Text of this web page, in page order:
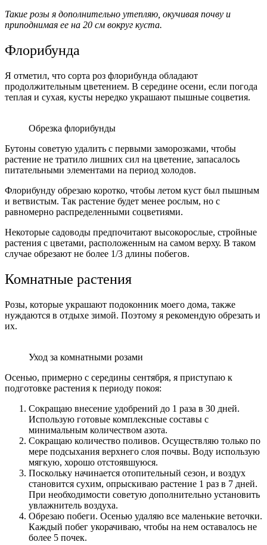
Такие розы я дополнительно утепляю, окучивая почву и
приподнимая ее на 20 см вокруг куста.
Флорибунда
Я отметил, что сорта роз флорибунда обладают
продолжительным цветением. В середине осени, если погода
теплая и сухая, кусты нередко украшают пышные соцветия.
Обрезка флорибунды
Бутоны советую удалить с первыми заморозками, чтобы
растение не тратило лишних сил на цветение, запасалось
питательными элементами на период холодов.
Флорибунду обрезаю коротко, чтобы летом куст был пышным
и ветвистым. Так растение будет менее рослым, но с
равномерно распределенными соцветиями.
Некоторые садоводы предпочитают высокорослые, стройные
растения с цветами, расположенным на самом верху. В таком
случае обрезают не более 1/3 длины побегов.
Комнатные растения
Розы, которые украшают подоконник моего дома, также
нуждаются в отдыхе зимой. Поэтому я рекомендую обрезать и
их.
Уход за комнатными розами
Осенью, примерно с середины сентября, я приступаю к
подготовке растения к периоду покоя:
Сокращаю внесение удобрений до 1 раза в 30 дней.
Использую готовые комплексные составы с
минимальным количеством азота.
Сокращаю количество поливов. Осуществляю только по
мере подсыхания верхнего слоя почвы. Воду использую
мягкую, хорошо отстоявшуюся.
Поскольку начинается отопительный сезон, и воздух
становится сухим, опрыскиваю растение 1 раз в 7 дней.
При необходимости советую дополнительно установить
увлажнитель воздуха.
Обрезаю побеги. Осенью удаляю все маленькие веточки.
Каждый побег укорачиваю, чтобы на нем оставалось не
более 5 почек.